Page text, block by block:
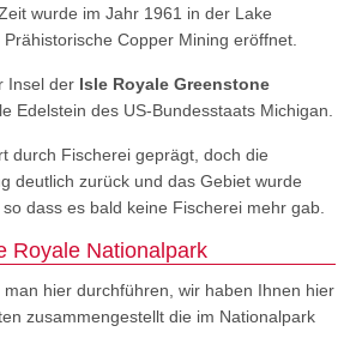
wurde im Jahr 1961 in der Lake
Copper Mining eröffnet.
Insel der Isle Royale Greenstone
Edelstein des US-Bundesstaats Michigan.
durch Fischerei geprägt, doch die
deutlich zurück und das Gebiet wurde
dass es bald keine Fischerei mehr gab.
Royale Nationalpark
man hier durchführen, wir haben Ihnen hier
zusammengestellt die im Nationalpark